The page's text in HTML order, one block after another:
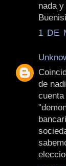
nada
1 DE
de